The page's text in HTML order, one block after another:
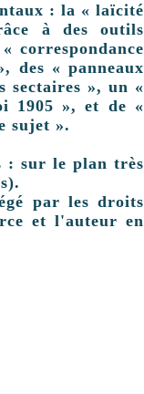
: la « laïcité
à des outils
correspondance
des « panneaux
sectaires », un «
1905 », et de «
sujet ».
: sur le plan très
par les droits
et l'auteur en